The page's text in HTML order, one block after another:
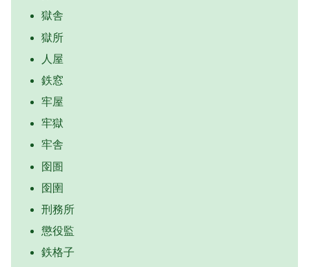
獄舎
獄所
人屋
鉄窓
牢屋
牢獄
牢舎
囹圄
囹圉
刑務所
懲役監
鉄格子